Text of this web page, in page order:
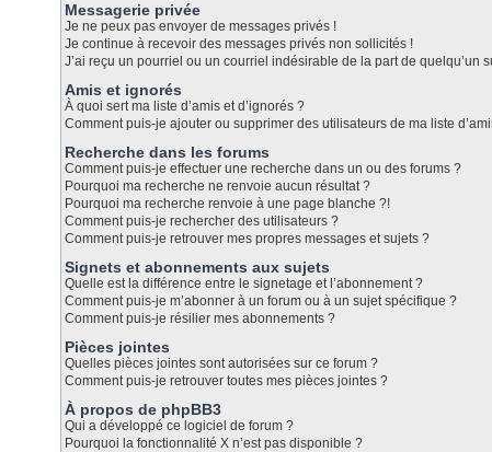
Messagerie privée
Je ne peux pas envoyer de messages privés !
Je continue à recevoir des messages privés non sollicités !
J’ai reçu un pourriel ou un courriel indésirable de la part de quelqu’un
Amis et ignorés
À quoi sert ma liste d’amis et d’ignorés ?
Comment puis-je ajouter ou supprimer des utilisateurs de ma liste
Recherche dans les forums
Comment puis-je effectuer une recherche dans un ou des forums ?
Pourquoi ma recherche ne renvoie aucun résultat ?
Pourquoi ma recherche renvoie à une page blanche ?!
Comment puis-je rechercher des utilisateurs ?
Comment puis-je retrouver mes propres messages et sujets ?
Signets et abonnements aux sujets
Quelle est la différence entre le signetage et l’abonnement ?
Comment puis-je m’abonner à un forum ou à un sujet spécifique ?
Comment puis-je résilier mes abonnements ?
Pièces jointes
Quelles pièces jointes sont autorisées sur ce forum ?
Comment puis-je retrouver toutes mes pièces jointes ?
À propos de phpBB3
Qui a développé ce logiciel de forum ?
Pourquoi la fonctionnalité X n’est pas disponible ?